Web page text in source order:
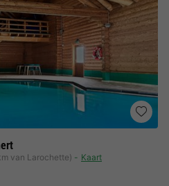
van Larochette) Kaart